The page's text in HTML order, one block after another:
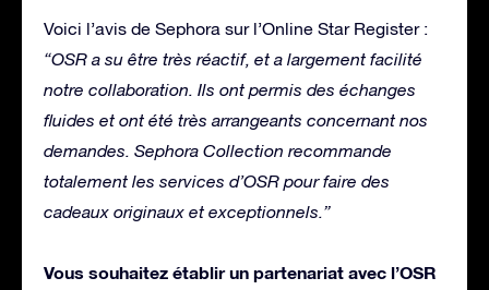
Voici l’avis de Sephora sur l’Online Star Register :
“OSR a su être très réactif, et a largement facilité
notre collaboration. Ils ont permis des échanges
fluides et ont été très arrangeants concernant nos
demandes. Sephora Collection recommande
totalement les services d’OSR pour faire des
cadeaux originaux et exceptionnels.”
Vous souhaitez établir un partenariat avec l’OSR